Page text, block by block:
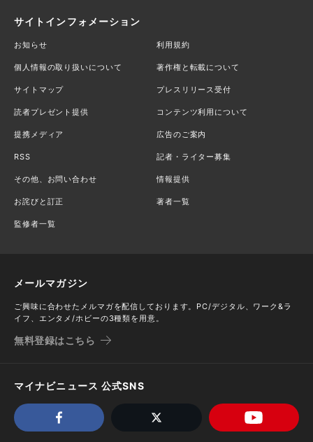
サイトインフォメーション
お知らせ 利用規約
個人情報の取り扱いについて 著作権と転載について
サイトマップ プレスリリース受付
読者プレゼント提供 コンテンツ利用について
提携メディア 広告のご案内
RSS 記者・ライター募集
その他、お問い合わせ 情報提供
お詫びと訂正 著者一覧
監修者一覧
メールマガジン
ご興味に合わせたメルマガを配信しております。PC/デジタル、ワーク&ラ
イフ、エンタメ/ホビーの3種類を用意。
無料登録はこちら
マイナビニュース 公式SNS